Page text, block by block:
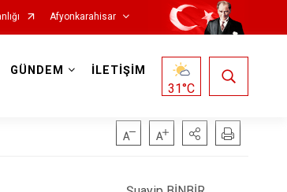
Afyonkarahisar
GÜNDEM İLETİŞİM
31°C